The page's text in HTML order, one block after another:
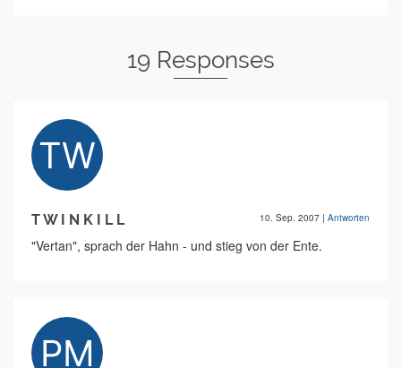
19 Responses
T W I N K I L L 10. Sep. 2007 | Antworten
"Vertan", sprach der Hahn - und stieg von der Ente.